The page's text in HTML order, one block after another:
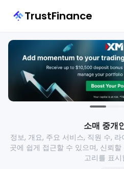
TrustFinance
소매 중개
정보, 개요, 주요 서비스, 직원 수,
곳에 쉽게 접근할 수 있으며, 신뢰
고리를 표시